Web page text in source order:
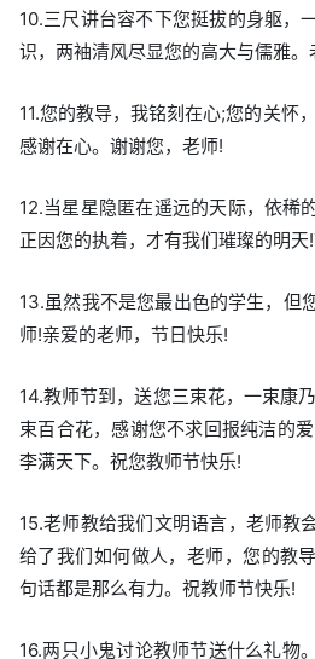
10.三尺讲台容不下您挺拔的身躯，
识，两袖清风尽显您的高大与儒雅。
11.您的教导，我铭刻在心;您的关怀
感谢在心。谢谢您，老师!
12.当星星隐匿在遥远的天际，依稀
正因您的执着，才有我们璀璨的明天
13.虽然我不是您最出色的学生，但
师!亲爱的老师，节日快乐!
14.教师节到，送您三束花，一束康
束百合花，感谢您不求回报纯洁的
李满天下。祝您教师节快乐!
15.老师教给我们文明语言，老师教
给了我们如何做人，老师，您的教
句话都是那么有力。祝教师节快乐!
16.两只小鬼讨论教师节送什么礼物